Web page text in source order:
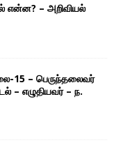
என்ன? – அறிவியல்
15 – பெருந்தலைவர்
– எழுதியவர் – ந.